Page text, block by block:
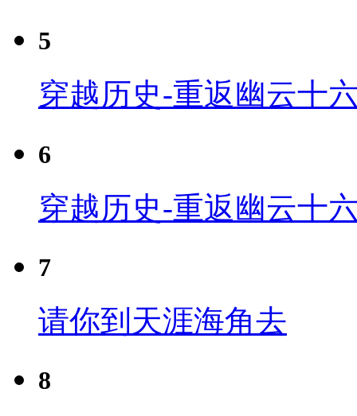
5
穿越历史-重返幽云十
6
穿越历史-重返幽云十
7
请你到天涯海角去
8